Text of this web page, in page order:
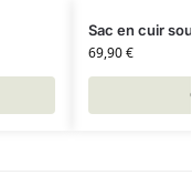
Sac en cuir
69,90€